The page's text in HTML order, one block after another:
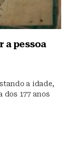
a pessoa
a idade,
dos 177 anos